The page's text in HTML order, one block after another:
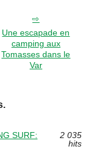
Une escapade en
camping aux
Tomasses dans le
Var
SURF:
2 035
hits